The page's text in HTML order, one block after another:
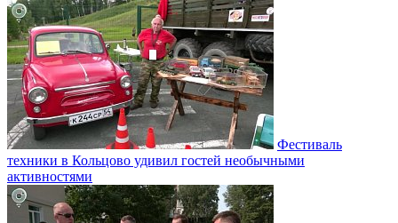
Фестиваль
техники в Кольцово удивил гостей необычными
активностями